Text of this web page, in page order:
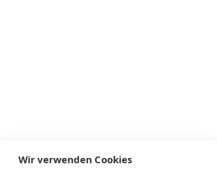
Wir verwenden Cookies